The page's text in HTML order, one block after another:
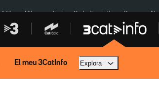
Itàlia Ulleres eclipsi De la Espriella Dos anys Illa
El meu 3CatInfo Explora